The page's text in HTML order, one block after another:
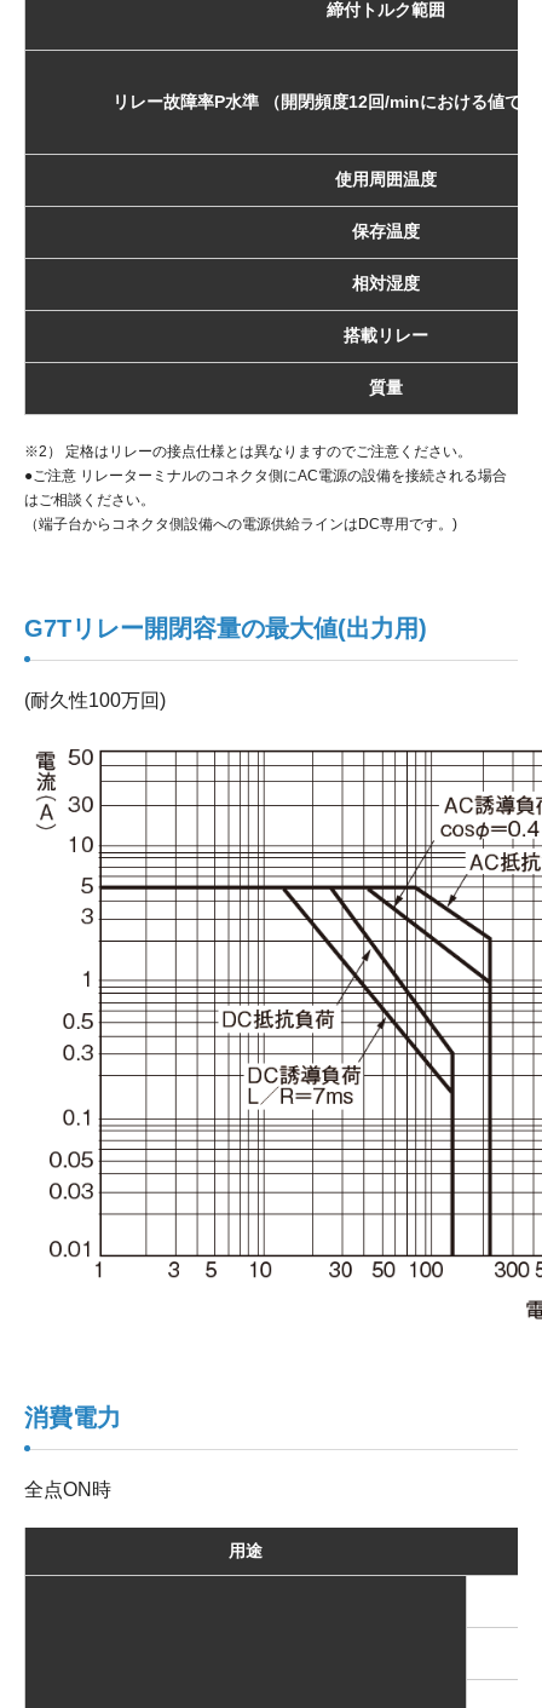
締付トルク範囲
リレー故障率P水準 （開閉頻度12回/minにおける値です
使用周囲温度
保存温度
相対湿度
搭載リレー
質量
※2） 定格はリレーの接点仕様とは異なりますのでご注意ください。
●ご注意 リレーターミナルのコネクタ側にAC電源の設備を接続される場合
はご相談ください。
（端子台からコネクタ側設備への電源供給ラインはDC専用です。)
G7Tリレー開閉容量の最大値(出力用)
(耐久性100万回)
消費電力
全点ON時
用途